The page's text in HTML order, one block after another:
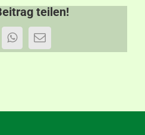
teilen!
WhatsApp
E-
Mail